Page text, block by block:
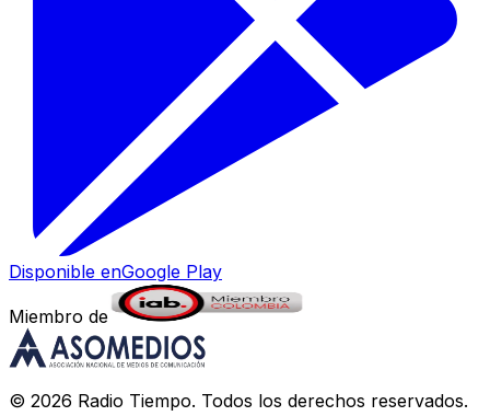
Disponible enGoogle Play
Miembro de
© 2026 Radio Tiempo. Todos los derechos reservados.